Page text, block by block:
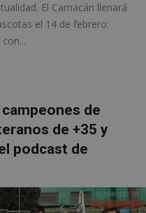
El Carnacán llenará
el 14 de febrero:
de
de +35 y
podcast de